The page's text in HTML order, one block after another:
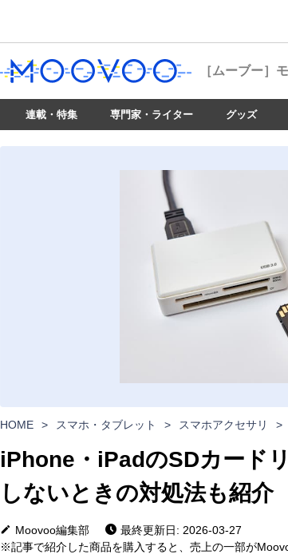
［ムーブー］
連載・特集 専門家・ライター グッズ
HOME > スマホ・タブレット > スマホアクセサリ >
iPhone・iPadのSDカード
しないときの対処法も紹介
Moovoo編集部
最終更新日: 2026-03-27
※記事で紹介した商品を購入すると、売上の一部が